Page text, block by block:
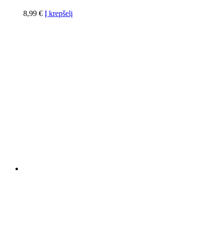
8,99 € Į krepšelį